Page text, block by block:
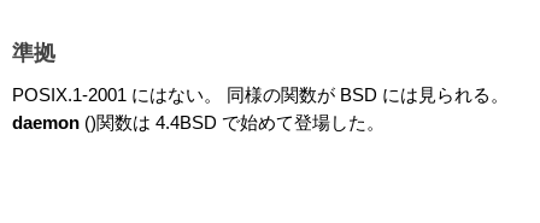
準拠
POSIX.1-2001 にはない。 同様の関数が BSD には見られる。
daemon ()関数は 4.4BSD で始めて登場した。